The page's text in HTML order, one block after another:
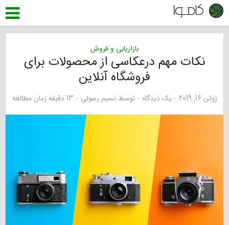
بازاریابی و فروش
نکات مهم درعکاسی از محصولات برای
فروشگاه آنلاین
ژوئن 16, 2019 یک دیدگاه توسط نسیم رسولی 13 دقیقه زمان مطالعه